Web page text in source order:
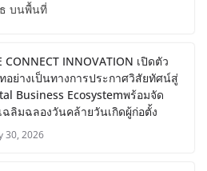
บนพื้นที่
CONNECT INNOVATION เปิดตัว
อย่างเป็นทางการประกาศวิสัยทัศน์สู่
Business Ecosystemพร้อมจัด
ฉลิมฉลองวันคล้ายวันเกิดผู้ก่อตั้ง
30, 2026